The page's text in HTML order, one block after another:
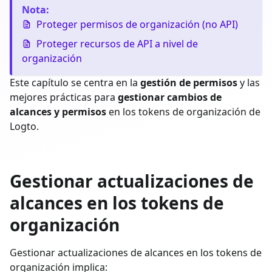
Nota:
Proteger permisos de organización (no API)
Proteger recursos de API a nivel de
organización
Este capítulo se centra en la gestión de permisosy las
mejores prácticas para gestionar cambios de
alcances y permisosen los tokens de organización de
Logto.
Gestionar actualizaciones de
alcances en los tokens de
organización
Gestionar actualizaciones de alcances en los tokens de
organización implica: